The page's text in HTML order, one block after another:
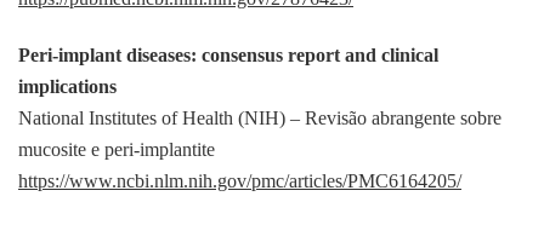
Peri-implant diseases: consensus report and clinical
implications
National Institutes of Health (NIH) – Revisão abrangente sobre
mucosite e peri-implantite
https://www.ncbi.nlm.nih.gov/pmc/articles/PMC6164205/